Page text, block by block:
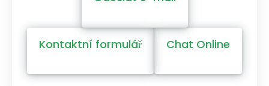
Kontaktní formulář Chat Online